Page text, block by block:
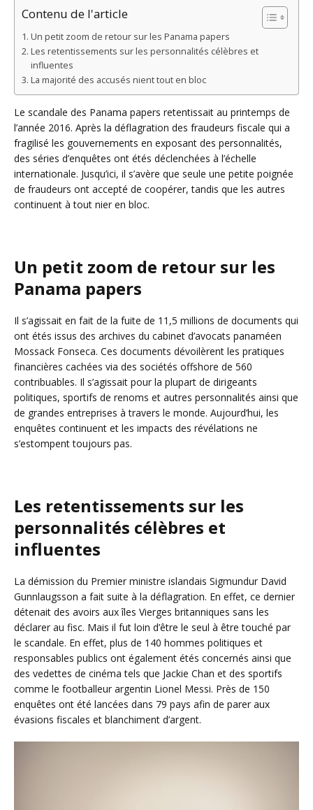
Contenu de l'article
Un petit zoom de retour sur les Panama papers
Les retentissements sur les personnalités célèbres et
influentes
La majorité des accusés nient tout en bloc
Le scandale des Panama papers retentissait au printemps de
l’année 2016. Après la déflagration des fraudeurs fiscale qui a
fragilisé les gouvernements en exposant des personnalités,
des séries d’enquêtes ont étés déclenchées à l’échelle
internationale. Jusqu’ici, il s’avère que seule une petite poignée
de fraudeurs ont accepté de coopérer, tandis que les autres
continuent à tout nier en bloc.
Un petit zoom de retour sur les
Panama papers
Il s’agissait en fait de la fuite de 11,5 millions de documents qui
ont étés issus des archives du cabinet d’avocats panaméen
Mossack Fonseca. Ces documents dévoilèrent les pratiques
financières cachées via des sociétés offshore de 560
contribuables. Il s’agissait pour la plupart de dirigeants
politiques, sportifs de renoms et autres personnalités ainsi que
de grandes entreprises à travers le monde. Aujourd’hui, les
enquêtes continuent et les impacts des révélations ne
s’estompent toujours pas.
Les retentissements sur les
personnalités célèbres et
influentes
La démission du Premier ministre islandais Sigmundur David
Gunnlaugsson a fait suite à la déflagration. En effet, ce dernier
détenait des avoirs aux îles Vierges britanniques sans les
déclarer au fisc. Mais il fut loin d’être le seul à être touché par
le scandale. En effet, plus de 140 hommes politiques et
responsables publics ont également étés concernés ainsi que
des vedettes de cinéma tels que Jackie Chan et des sportifs
comme le footballeur argentin Lionel Messi. Près de 150
enquêtes ont été lancées dans 79 pays afin de parer aux
évasions fiscales et blanchiment d’argent.